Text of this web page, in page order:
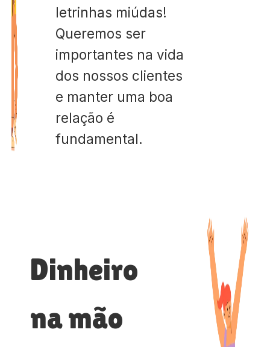
letrinhas miúdas!
Queremos ser
importantes na vida
dos nossos clientes
e manter uma boa
relação é
fundamental.
Dinheiro
na mão